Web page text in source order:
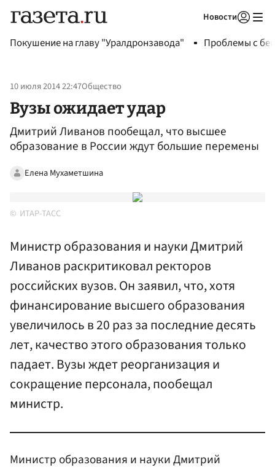
Новости
Покушение на главу "Уралдронзавода" Проблемы с
10 июля 2014 22:47Общество
Вузы ожидает удар
Дмитрий Ливанов пообещал, что высшее
образование в России ждут большие перемены
Елена Мухаметшина
ИТАР-ТАСС
Министр образования и науки Дмитрий
Ливанов раскритиковал ректоров
российских вузов. Он заявил, что, хотя
финансирование высшего образования
увеличилось в 20 раз за последние десять
лет, качество этого образования только
падает. Вузы ждет реорганизация и
сокращение персонала, пообещал
министр.
Министр образования и науки Дмитрий